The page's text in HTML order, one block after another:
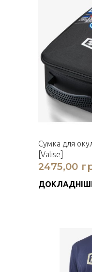
Сумка для
[Valise]
2475,00